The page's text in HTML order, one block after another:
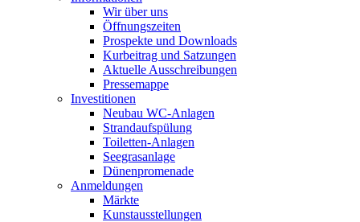
Wir über uns
Öffnungszeiten
Prospekte und Downloads
Kurbeitrag und Satzungen
Aktuelle Ausschreibungen
Pressemappe
Investitionen
Neubau WC-Anlagen
Strandaufspülung
Toiletten-Anlagen
Seegrasanlage
Dünenpromenade
Anmeldungen
Märkte
Kunstausstellungen